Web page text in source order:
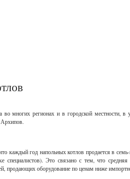
многих регионах и в городской местности, в
каждый год напольных котлов продается в
Это связано с тем, что средняя
продающих оборудование по ценам ниже